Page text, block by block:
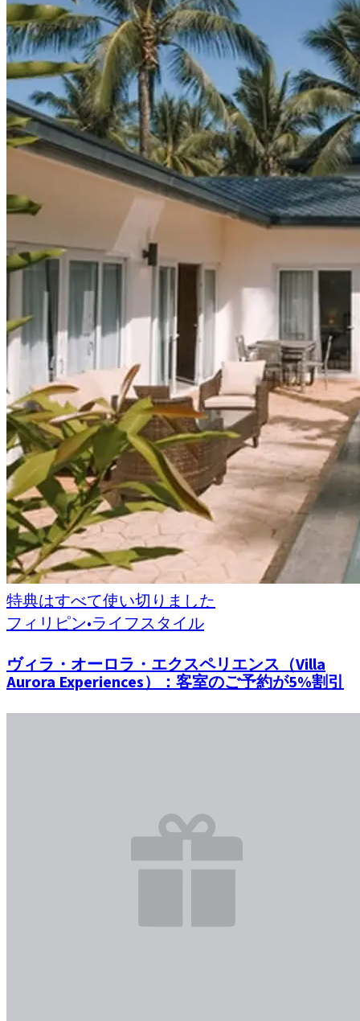
特典はすべて使い切りました
フィリピン•ライフスタイル
ヴィラ・オーロラ・エクスペリエンス（Villa
Aurora Experiences）：客室のご予約が5%割引